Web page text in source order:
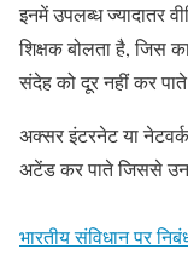
इनमें उपलब्ध ज्यादातर
शिक्षक बोलता है, जिस
संदेह को दूर नहीं कर
अक्सर इंटरनेट या
अटेंड कर पाते जिससे
भारतीय संविधान पर